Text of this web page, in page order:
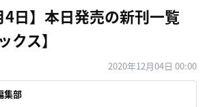
4日】本日発売の新刊一覧
クス】
2020年12月04日 00:00
集部